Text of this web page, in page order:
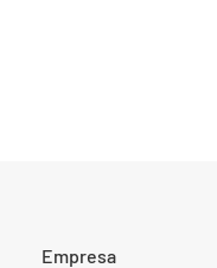
Empresa